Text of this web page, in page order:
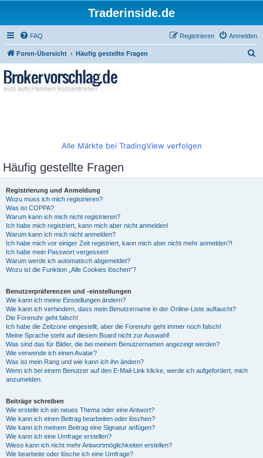
Traderinside.de
FAQ Anmelden
Registrieren
Foren-Übersicht Häufig gestellte Fragen
Alle Märkte bei TradingView verfolgen
Häufig gestellte Fragen
Registrierung und Anmeldung
Wozu muss ich mich registrieren?
Was ist COPPA?
Warum kann ich mich nicht registrieren?
Ich habe mich registriert, kann mich aber nicht anmelden!
Warum kann ich mich nicht anmelden?
Ich habe mich vor einiger Zeit registriert, kann mich aber nicht mehr anmelden?!
Ich habe mein Passwort vergessen!
Warum werde ich automatisch abgemeldet?
Wozu ist die Funktion „Alle Cookies löschen“?
Benutzerpräferenzen und -einstellungen
Wie kann ich meine Einstellungen ändern?
Wie kann ich verhindern, dass mein Benutzername in der Online-Liste auftaucht?
Die Forenuhr geht falsch!
Ich habe die Zeitzone eingestellt, aber die Forenuhr geht immer noch falsch!
Meine Sprache steht auf diesem Board nicht zur Auswahl!
Was sind das für Bilder, die bei meinem Benutzernamen angezeigt werden?
Wie verwende ich einen Avatar?
Was ist mein Rang und wie kann ich ihn ändern?
Wenn ich bei einem Benutzer auf den E-Mail-Link klicke, werde ich aufgefordert, mich
anzumelden.
Beiträge schreiben
Wie erstelle ich ein neues Thema oder eine Antwort?
Wie kann ich einen Beitrag bearbeiten oder löschen?
Wie kann ich meinem Beitrag eine Signatur anfügen?
Wie kann ich eine Umfrage erstellen?
Wieso kann ich nicht mehr Antwortmöglichkeiten erstellen?
Wie bearbeite oder lösche ich eine Umfrage?